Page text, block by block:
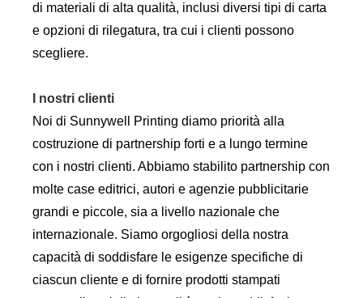
di materiali di alta qualità, inclusi diversi tipi di carta
e opzioni di rilegatura, tra cui i clienti possono
scegliere.
I nostri clienti
Noi di Sunnywell Printing diamo priorità alla
costruzione di partnership forti e a lungo termine
con i nostri clienti. Abbiamo stabilito partnership con
molte case editrici, autori e agenzie pubblicitarie
grandi e piccole, sia a livello nazionale che
internazionale. Siamo orgogliosi della nostra
capacità di soddisfare le esigenze specifiche di
ciascun cliente e di fornire prodotti stampati